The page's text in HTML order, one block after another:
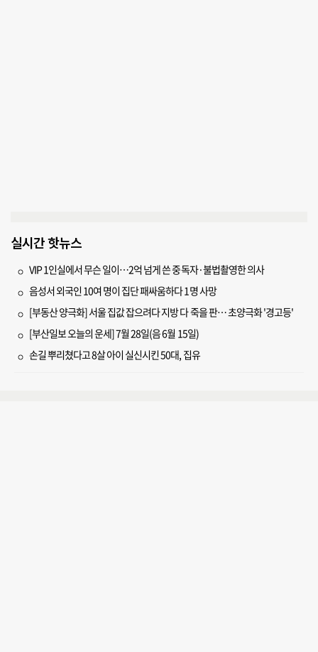
실시간 핫뉴스
VIP 1인실에서 무슨 일이…2억 넘게 쓴 중독자·불법촬영한 의사
음성서 외국인 10여 명이 집단 패싸움하다 1명 사망
[부동산 양극화] 서울 집값 잡으려다 지방 다 죽을 판… 초양극화 '경고등'
[부산일보 오늘의 운세] 7월 28일(음 6월 15일)
손길 뿌리쳤다고 8살 아이 실신시킨 50대, 집유